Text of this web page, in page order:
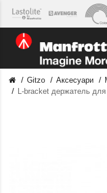
Gitzo Аксесуари
L-bracket держатель